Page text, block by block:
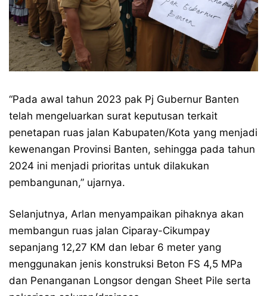
“Pada awal tahun 2023 pak Pj Gubernur Banten
telah mengeluarkan surat keputusan terkait
penetapan ruas jalan Kabupaten/Kota yang menjadi
kewenangan Provinsi Banten, sehingga pada tahun
2024 ini menjadi prioritas untuk dilakukan
pembangunan,” ujarnya.
Selanjutnya, Arlan menyampaikan pihaknya akan
membangun ruas jalan Ciparay-Cikumpay
sepanjang 12,27 KM dan lebar 6 meter yang
menggunakan jenis konstruksi Beton FS 4,5 MPa
dan Penanganan Longsor dengan Sheet Pile serta